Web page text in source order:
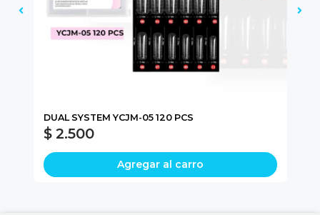
DUAL SYSTEM YCJM-05 120 PCS
$ 2.500
Agregar al carro